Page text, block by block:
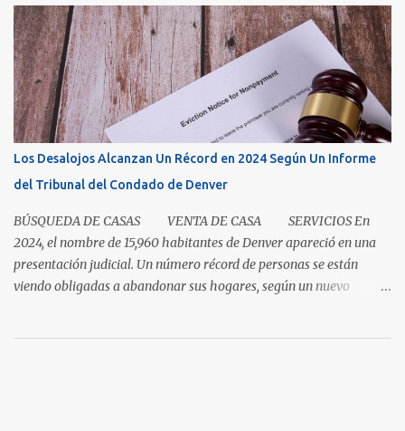
tiempo. El mercado de casas en Denver en este momento es una
clase magistral de paciencia. Ya sea que usted sea un comprador
que espera que la casa correcta entre al mercado o un vendedor
que espera la mejor oferta, las condiciones de hoy recompensan a
aquellos que pueden pausar, planificar y mantenerse
comprometidos. La paciencia se vuelve aún más importante a
medida que aumenta el inventario. En mayo, los nuevos listados, o
los que ingresaron al mercado durante el mes, aumentaron un 5.3
por ciento para las casas unifamiliares y un 2.8 por ciento pa...
Los Desalojos Alcanzan Un Récord en 2024 Según Un Informe
del Tribunal del Condado de Denver
BÚSQUEDA DE CASAS VENTA DE CASA SERVICIOS En
2024, el nombre de 15,960 habitantes de Denver apareció en una
presentación judicial. Un número récord de personas se están
viendo obligadas a abandonar sus hogares, según un nuevo